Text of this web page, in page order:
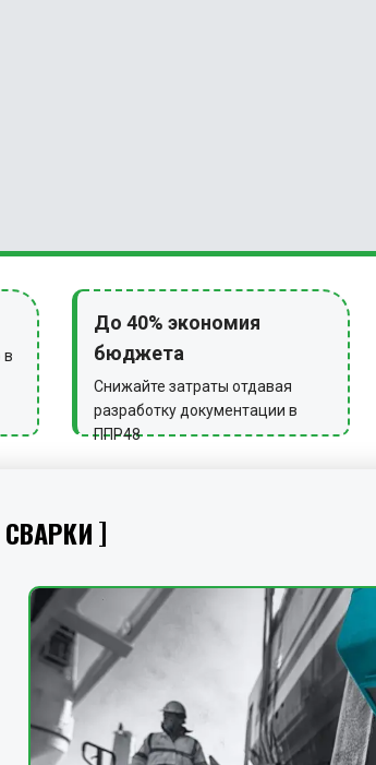
в
До 40% экономия
бюджета
Снижайте затраты отдавая
разработку документации в
ППР48